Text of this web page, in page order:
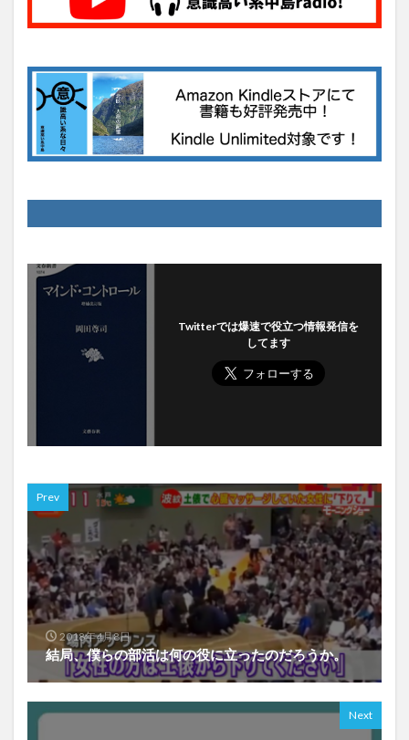
Twitterでは爆速で役立つ情報発信を
してます
Prev
2018年4月8日
結局、僕らの部活は何の役に立ったのだろうか。
Next